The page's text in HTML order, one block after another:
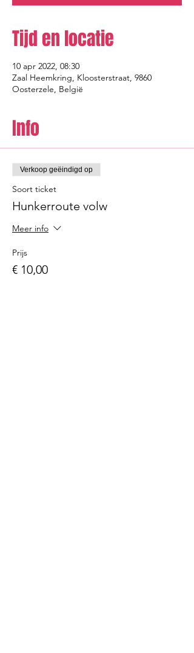
Tijd en locatie
10 apr 2022, 08:30
Zaal Heemkring, Kloosterstraat, 9860
Oosterzele, België
Info
Verkoop geëindigd op
Soort ticket
Hunkerroute volw
Meer info
Prijs
€ 10,00